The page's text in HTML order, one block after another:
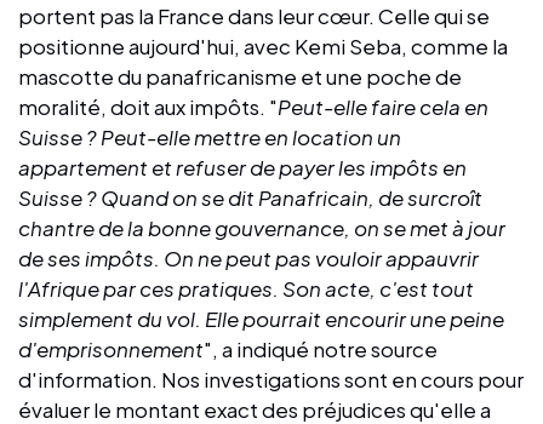
portent pas la France dans leur cœur. Celle qui se
positionne aujourd'hui, avec Kemi Seba, comme la
mascotte du panafricanisme et une poche de
moralité, doit aux impôts. "Peut-elle faire cela en
Suisse ? Peut-elle mettre en location un
appartement et refuser de payer les impôts en
Suisse ? Quand on se dit Panafricain, de surcroît
chantre de la bonne gouvernance, on se met à jour
de ses impôts. On ne peut pas vouloir appauvrir
l'Afrique par ces pratiques. Son acte, c'est tout
simplement du vol. Elle pourrait encourir une peine
d'emprisonnement", a indiqué notre source
d'information. Nos investigations sont en cours pour
évaluer le montant exact des préjudices qu'elle a